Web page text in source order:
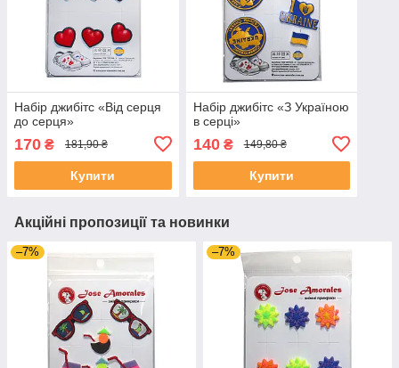
Набір джибітс «Від серця
до серця»
170 ₴ 181,90 ₴
Купити
Набір джибітс «З Україною
в серці»
140₴ 149,80 ₴
Купити
Акційні пропозиції та новинки
–7% –7%